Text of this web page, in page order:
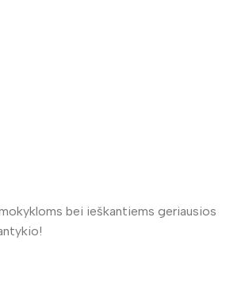
bei ieškantiems geriausios